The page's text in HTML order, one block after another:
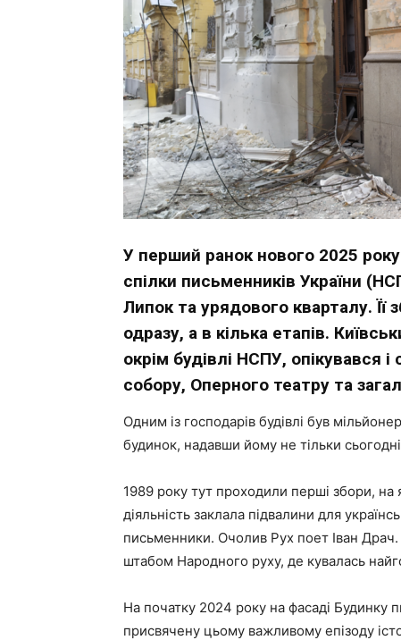
У перший ранок нового 2025
спілки письменників України
Липок та урядового кварталу. Її
одразу, а в кілька етапів.
окрім будівлі НСПУ, опікувався
собору, Оперного театру та
Одним із господарів будівлі був
будинок, надавши йому не тільки
1989 року тут проходили перші збори, на
діяльність заклала підвалини для
письменники. Очолив Рух поет Іван
штабом Народного руху, де кувалась
На початку 2024 року на фасаді Будинку
присвячену цьому важливому епізоду